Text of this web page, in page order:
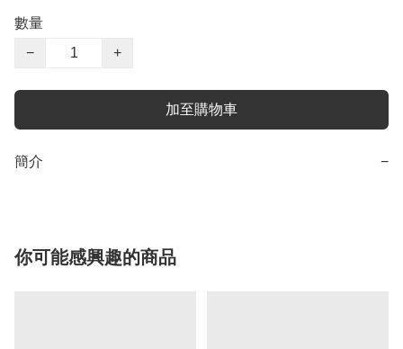
數量
−
+
加至購物車
簡介 −
你可能感興趣的商品